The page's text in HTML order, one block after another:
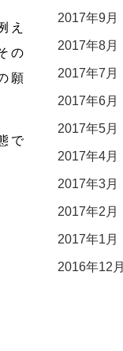
え
の
願
で
2017年9月
2017年8月
2017年7月
2017年6月
2017年5月
2017年4月
2017年3月
2017年2月
2017年1月
2016年12月